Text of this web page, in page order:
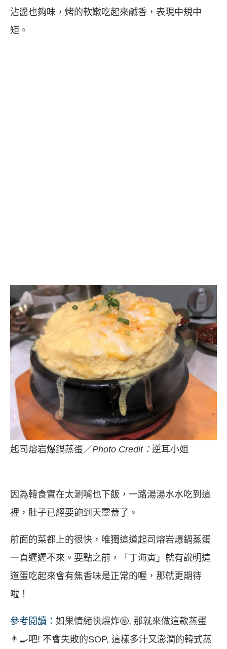
沾醬也夠味，烤的軟嫩吃起來鹹香，表現中規中
矩。
起司熔岩爆鍋蒸蛋／Photo Credit： 逆耳小姐
因為韓食實在太涮嘴也下飯，一路湯湯水水吃到這
裡，肚子已經要飽到天靈蓋了。
前面的菜都上的很快，唯獨這道起司熔岩爆鍋蒸蛋
一直遲遲不來。要點之前，「丁海寅」就有說明這
道蛋吃起來會有焦香味是正常的喔，那就更期待
啦！
參考閱讀： 如果情緒快爆炸🤬, 那就來做這款蒸蛋
👨‍🍳吧! 不會失敗的SOP, 這樣多汁又澎潤的韓式蒸